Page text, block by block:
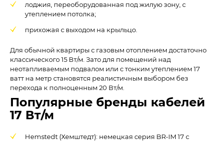
лоджия, переоборудованная под жилую зону, с
утеплением потолка;
прихожая с выходом на крыльцо.
Для обычной квартиры с газовым отоплением достаточно
классического 15 Вт/м. Зато для помещений над
неотапливаемым подвалом или с тонким утеплением 17
ватт на метр становятся реалистичным выбором без
перехода к полноценным 20 Вт/м.
Популярные бренды кабелей
17 Вт/м
Hemstedt (Хемштедт): немецкая серия BR-IM 17 с